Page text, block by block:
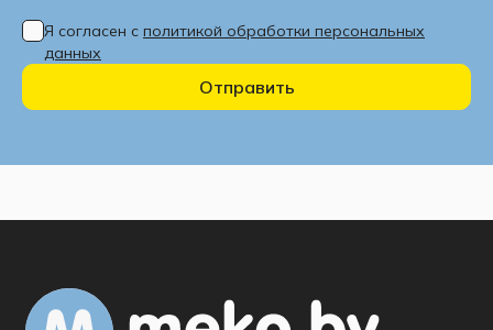
Я согласен с политикой обработки персональных
данных
Отправить